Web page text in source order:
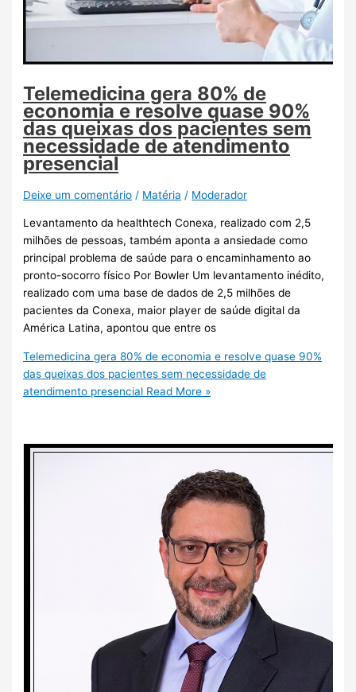
Telemedicina gera 80% de
economia e resolve quase 90%
das queixas dos pacientes sem
necessidade de atendimento
presencial
Deixe um comentário / Matéria / Moderador
Levantamento da healthtech Conexa, realizado com 2,5
milhões de pessoas, também aponta a ansiedade como
principal problema de saúde para o encaminhamento ao
pronto-socorro físico Por Bowler Um levantamento inédito,
realizado com uma base de dados de 2,5 milhões de
pacientes da Conexa, maior player de saúde digital da
América Latina, apontou que entre os
Telemedicina gera 80% de economia e resolve quase 90%
das queixas dos pacientes sem necessidade de
atendimento presencial Read More »